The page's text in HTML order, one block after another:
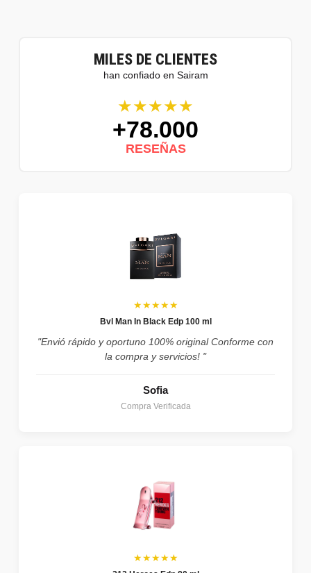
MILES DE CLIENTES
han confiado en Sairam
★★★★★
+78.000
RESEÑAS
★★★★★
Bvl Man In Black Edp 100 ml
"Envió rápido y oportuno 100% original Conforme con
la compra y servicios! "
Sofia
Compra Verificada
★★★★★